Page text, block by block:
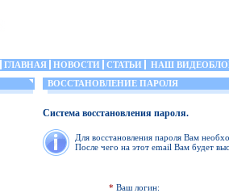
ГЛАВНАЯ НОВОСТИ СТАТЬИ
НАШ
ВОССТАНОВЛЕНИЕ ПАРОЛЯ
Система восстановления пароля.
Для восстановления пароля Вам
После чего на этот email Вам будет
* Ваш логин: